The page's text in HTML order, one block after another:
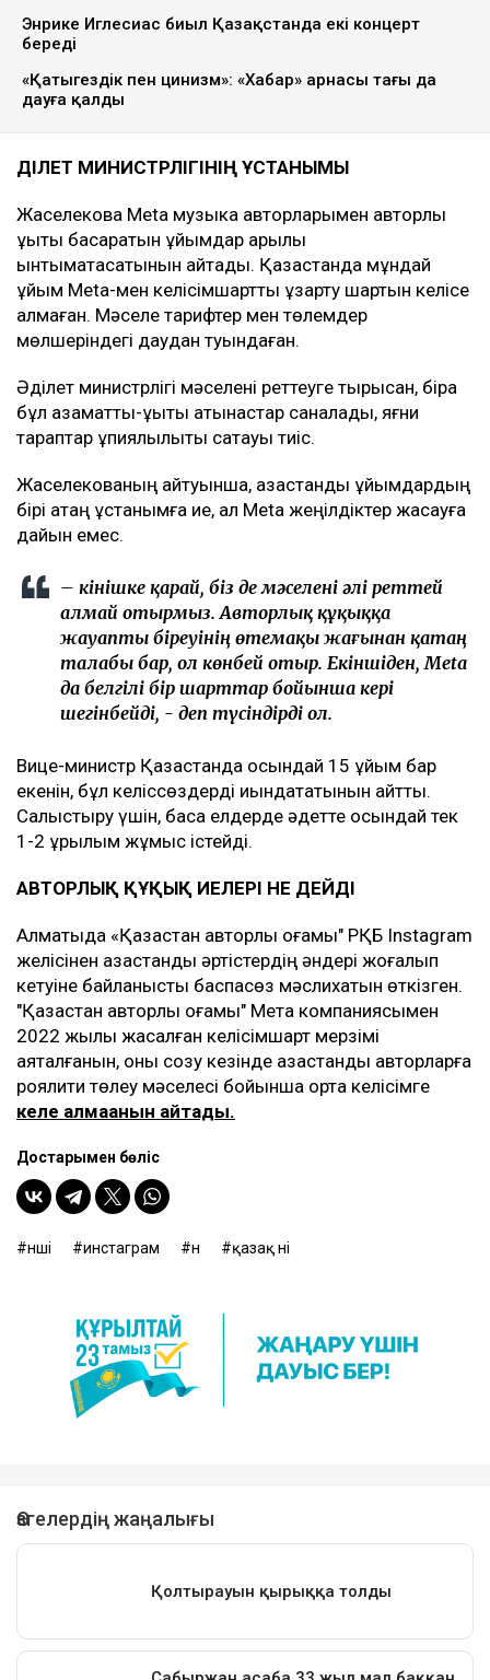
Энрике Иглесиас биыл Қазақстанда екі концерт
береді
«Қатыгездік пен цинизм»: «Хабар» арнасы тағы да
дауға қалды
ӘДІЛЕТ МИНИСТРЛІГІНІҢ ҰСТАНЫМЫ
Жақселекова Мeta музыка авторларымен авторлық
құқықты басқаратын ұйымдар арқылы
ынтымақтасатынын айтады. Қазақстанда мұндай
ұйым Meta-мен келісімшартты ұзарту шартын келісе
алмаған. Мәселе тарифтер мен төлемдер
мөлшеріндегі даудан туындаған.
Әділет министрлігі мәселені реттеуге тырысқан, бірақ
бұл азаматтық-құқықтық қатынастар саналады, яғни
тараптар құпиялылықты сақтауы тиіс.
Жақселекованың айтуынша, қазақстандық ұйымдардың
бірі қатаң ұстанымға ие, ал Meta жеңілдіктер жасауға
дайын емес.
– Өкінішке қарай, біз де мәселені әлі реттей
алмай отырмыз. Авторлық құқыққа
жауапты біреуінің өтемақы жағынан қатаң
талабы бар, ол көнбей отыр. Екіншіден, Meta
да белгілі бір шарттар бойынша кері
шегінбейді, - деп түсіндірді ол.
Вице-министр Қазақстанда осындай 15 ұйым бар
екенін, бұл келіссөздерді қиындататынын айтты.
Салыстыру үшін, басқа елдерде әдетте осындай тек
1-2 құрылым жұмыс істейді.
АВТОРЛЫҚ ҚҰҚЫҚ ИЕЛЕРІ НЕ ДЕЙДІ
Алматыда «Қазақстан авторлық қоғамы" РҚБ Instagram
желісінен қазақстандық әртістердің әндері жоғалып
кетуіне байланысты баспасөз мәслихатын өткізген.
"Қазақстан авторлық қоғамы" Мета компаниясымен
2022 жылы жасалған келісімшарт мерзімі
аяқталғанын, оны созу кезінде қазақстандық авторларға
роялити төлеу мәселесі бойынша ортақ келісімге
келе алмағанын айтады.
Достарыңмен бөліс
әнші инстаграм ән қазақ әні